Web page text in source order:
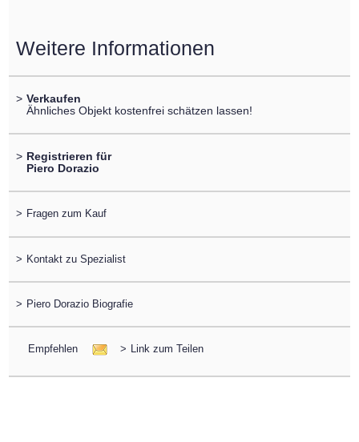
Weitere Informationen
> Verkaufen
Ähnliches Objekt kostenfrei schätzen lassen!
> Registrieren für
Piero Dorazio
> Fragen zum Kauf
> Kontakt zu Spezialist
> Piero Dorazio Biografie
Empfehlen > Link zum Teilen